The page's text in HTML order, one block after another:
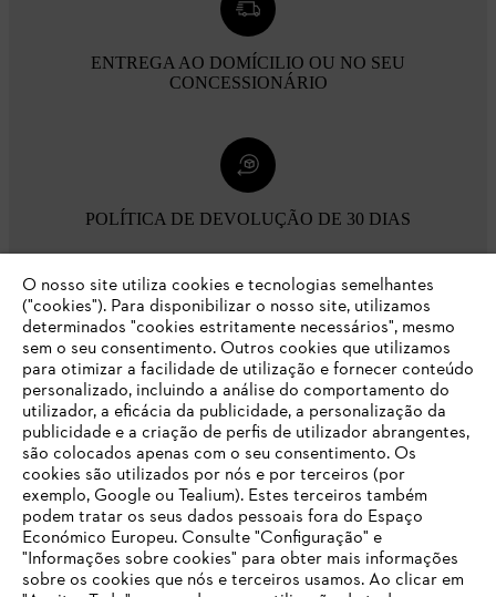
ENTREGA AO DOMÍCILIO OU NO SEU
CONCESSIONÁRIO
POLÍTICA DE DEVOLUÇÃO DE 30 DIAS
Opções de pagamento
Empresa
FAQs Loja Online
O SEU NAVEGADOR NÃO SUPORTA
O nosso site utiliza cookies e tecnologias semelhantes
("cookies"). Para disponibilizar o nosso site, utilizamos
determinados "cookies estritamente necessários", mesmo
sem o seu consentimento. Outros cookies que utilizamos
para otimizar a facilidade de utilização e fornecer conteúdo
personalizado, incluindo a análise do comportamento do
utilizador, a eficácia da publicidade, a personalização da
publicidade e a criação de perfis de utilizador abrangentes,
são colocados apenas com o seu consentimento. Os
cookies são utilizados por nós e por terceiros (por
exemplo, Google ou Tealium). Estes terceiros também
podem tratar os seus dados pessoais fora do Espaço
Económico Europeu. Consulte "Configuração" e
"Informações sobre cookies" para obter mais informações
sobre os cookies que nós e terceiros usamos. Ao clicar em